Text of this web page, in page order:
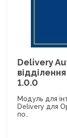
Delivery
1.0.0
Модуль для
Delivery для
по..